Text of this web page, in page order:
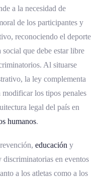
a la necesidad de
de los participantes y
reconociendo el deporte
que debe estar libre
Al situarse
la ley complementa
los tipos penales
legal del país en
humanos.
educación y
discriminatorias en eventos
a los atletas como a los